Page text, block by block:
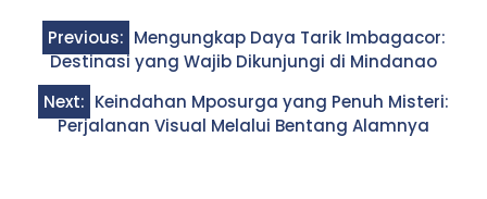
Post
navigation
Previous: Mengungkap Daya Tarik Imbagacor:
Destinasi yang Wajib Dikunjungi di Mindanao
Next: Keindahan Mposurga yang Penuh Misteri:
Perjalanan Visual Melalui Bentang Alamnya